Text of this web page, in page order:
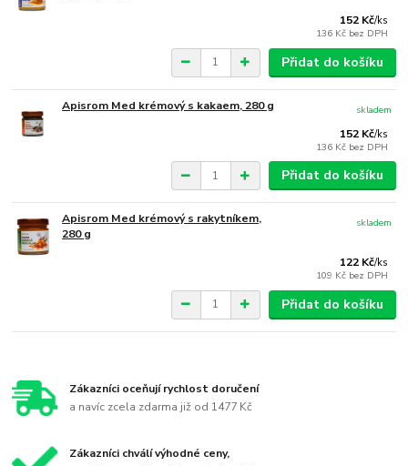
152 Kč/ks
136 Kč bez DPH
Přidat do košíku
Apisrom Med krémový s kakaem, 280 g
152 Kč/ks
136 Kč bez DPH
skladem
Přidat do košíku
Apisrom Med krémový s rakytníkem,
280 g
122 Kč/ks
109 Kč bez DPH
skladem
Přidat do košíku
Zákazníci oceňují rychlost doručení
a navíc zcela zdarma již od 1477 Kč
Zákazníci chválí výhodné ceny,